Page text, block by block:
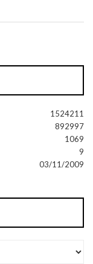
1524211
892997
1069
9
03/11/2009